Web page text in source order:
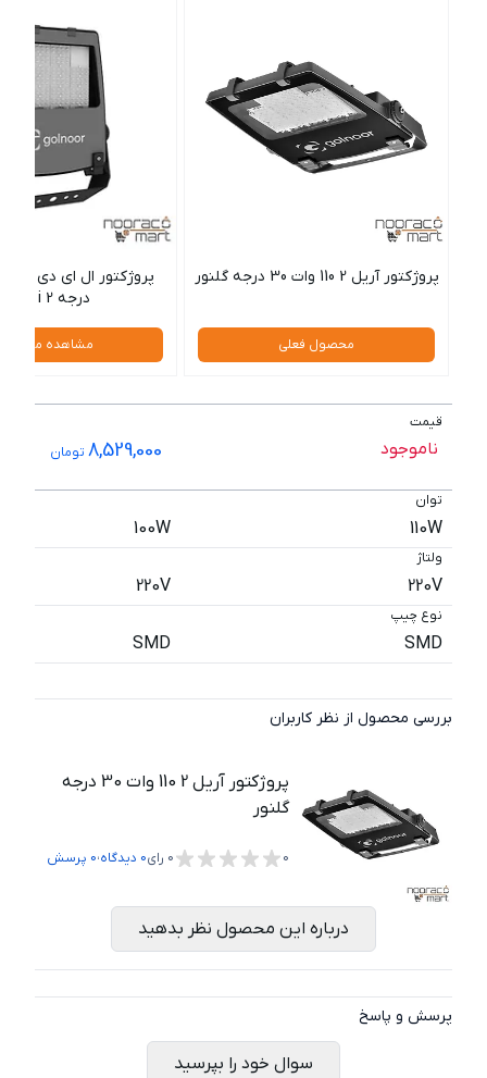
پروژکتور آریل 2 110 وات 30 درجه گلنور
محصول فعلی
درجه i 2 گلنور
مشاهده
قیمت
ناموجود 8,529,000 تومان
توان
110W
100W
ولتاژ
220V
220V
نوع چیپ
SMD
SMD
بررسی محصول از نظر کاربران
پروژکتور آریل 2 110 وات 30 درجه
گلنور
0
0 رای0 دیدگاه،0 پرسش
درباره این محصول نظر بدهید
پرسش و پاسخ
سوال خود را بپرسید